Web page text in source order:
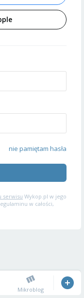
nie pamiętam hasła
serwisu Wykop.pl w jego
w całości,
Mikroblog